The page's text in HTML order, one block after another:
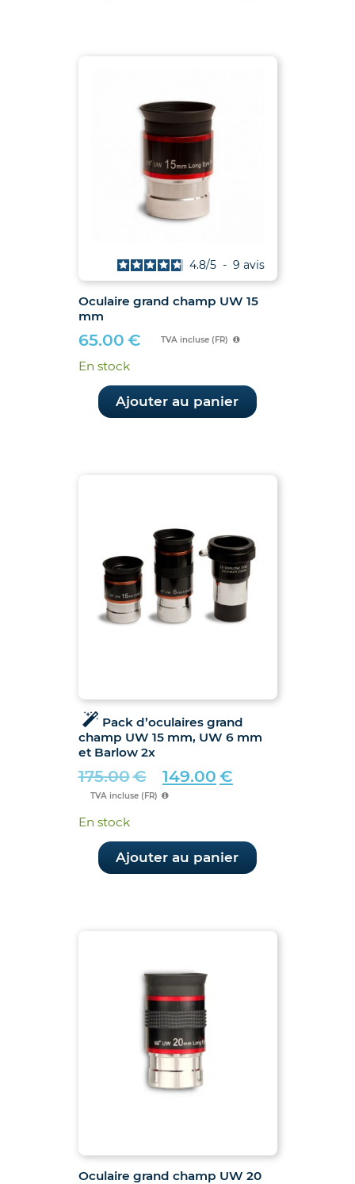
Oculaire grand champ UW 15
mm
4.8/5 - 9 avis
65.00 € TVA incluse (FR)
En stock
Ajouter au panier
Pack d’oculaires grand
champ UW 15 mm, UW 6 mm
et Barlow 2x
175.00€
Le
prix
était :
175.00€.
149.00 €
Le
prix
est :
149.00€.
TVA incluse (FR)
En stock
Ajouter au panier
Oculaire grand champ UW 20